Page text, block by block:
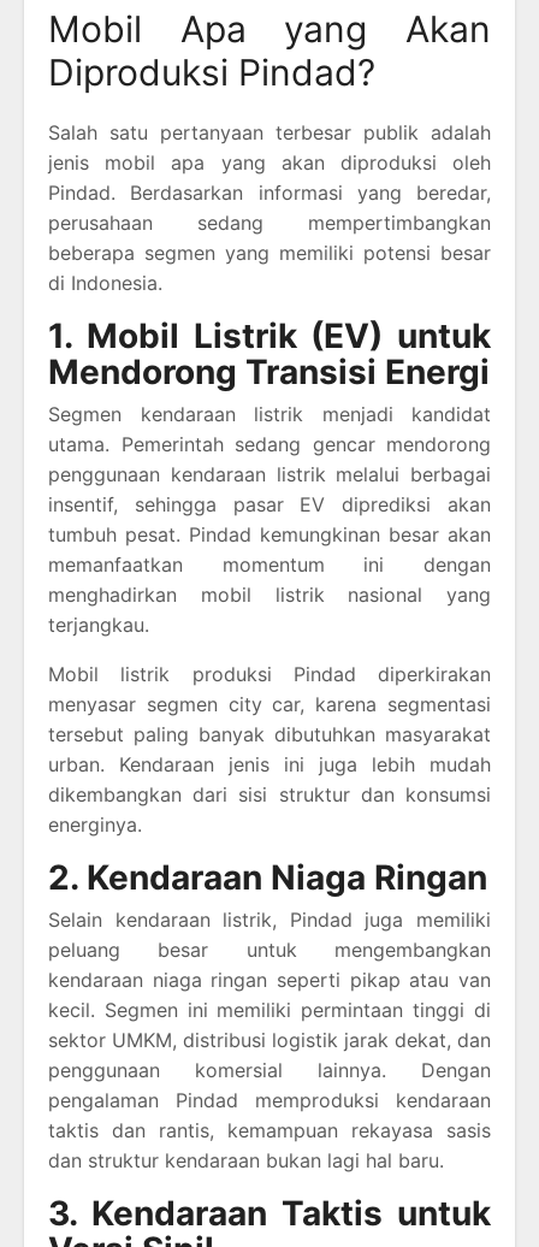
Mobil Apa yang Akan
Diproduksi Pindad?
Salah satu pertanyaan terbesar publik adalah
jenis mobil apa yang akan diproduksi oleh
Pindad. Berdasarkan informasi yang beredar,
perusahaan sedang mempertimbangkan
beberapa segmen yang memiliki potensi besar
di Indonesia.
1. Mobil Listrik (EV) untuk
Mendorong Transisi Energi
Segmen kendaraan listrik menjadi kandidat
utama. Pemerintah sedang gencar mendorong
penggunaan kendaraan listrik melalui berbagai
insentif, sehingga pasar EV diprediksi akan
tumbuh pesat. Pindad kemungkinan besar akan
memanfaatkan momentum ini dengan
menghadirkan mobil listrik nasional yang
terjangkau.
Mobil listrik produksi Pindad diperkirakan
menyasar segmen city car, karena segmentasi
tersebut paling banyak dibutuhkan masyarakat
urban. Kendaraan jenis ini juga lebih mudah
dikembangkan dari sisi struktur dan konsumsi
energinya.
2. Kendaraan Niaga Ringan
Selain kendaraan listrik, Pindad juga memiliki
peluang besar untuk mengembangkan
kendaraan niaga ringan seperti pikap atau van
kecil. Segmen ini memiliki permintaan tinggi di
sektor UMKM, distribusi logistik jarak dekat, dan
penggunaan komersial lainnya. Dengan
pengalaman Pindad memproduksi kendaraan
taktis dan rantis, kemampuan rekayasa sasis
dan struktur kendaraan bukan lagi hal baru.
3. Kendaraan Taktis untuk